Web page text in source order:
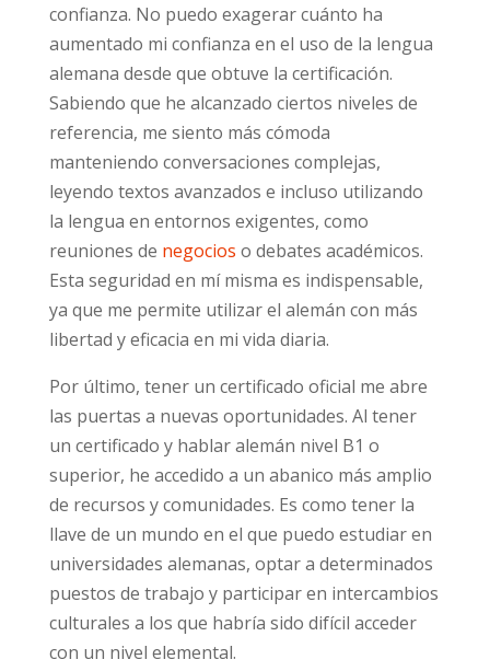
confianza. No puedo exagerar cuánto ha
aumentado mi confianza en el uso de la lengua
alemana desde que obtuve la certificación.
Sabiendo que he alcanzado ciertos niveles de
referencia, me siento más cómoda
manteniendo conversaciones complejas,
leyendo textos avanzados e incluso utilizando
la lengua en entornos exigentes, como
reuniones de negocios o debates académicos.
Esta seguridad en mí misma es indispensable,
ya que me permite utilizar el alemán con más
libertad y eficacia en mi vida diaria.
Por último, tener un certificado oficial me abre
las puertas a nuevas oportunidades. Al tener
un certificado y hablar alemán nivel B1 o
superior, he accedido a un abanico más amplio
de recursos y comunidades. Es como tener la
llave de un mundo en el que puedo estudiar en
universidades alemanas, optar a determinados
puestos de trabajo y participar en intercambios
culturales a los que habría sido difícil acceder
con un nivel elemental.